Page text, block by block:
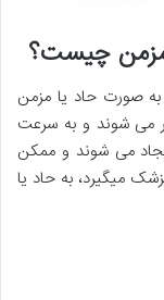
چیست؟
به صورت حاد یا مزمن
می شوند و به سرعت
می شوند و ممکن
میگیرد، به حاد یا